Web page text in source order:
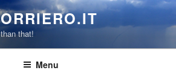
that!
Menu